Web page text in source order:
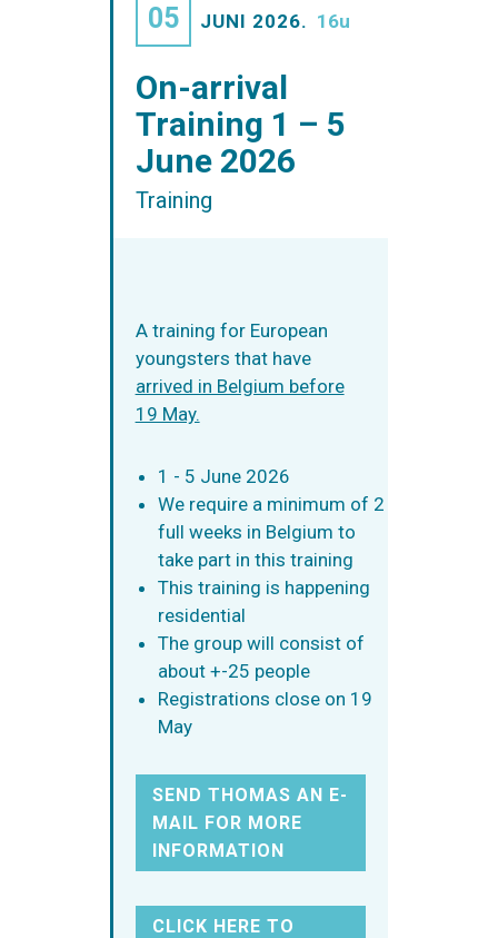
05 JUNI 2026. 16u
On-arrival
Training 1 – 5
June 2026
Training
A training for European
youngsters that have
arrived in Belgium before
19 May.
1 - 5 June 2026
We require a minimum of 2
full weeks in Belgium to
take part in this training
This training is happening
residential
The group will consist of
about +-25 people
Registrations close on 19
May
SEND THOMAS AN E-
MAIL FOR MORE
INFORMATION
CLICK HERE TO